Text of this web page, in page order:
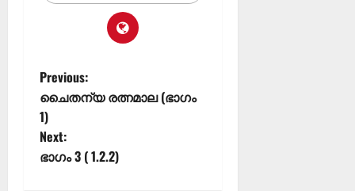
Previous:
ചൈതന്യ രത്നമാല (ഭാഗം
1)
Next:
ഭാഗം 3 ( 1.2.2)